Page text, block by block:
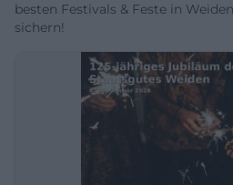
besten Festivals & Feste in
sichern!